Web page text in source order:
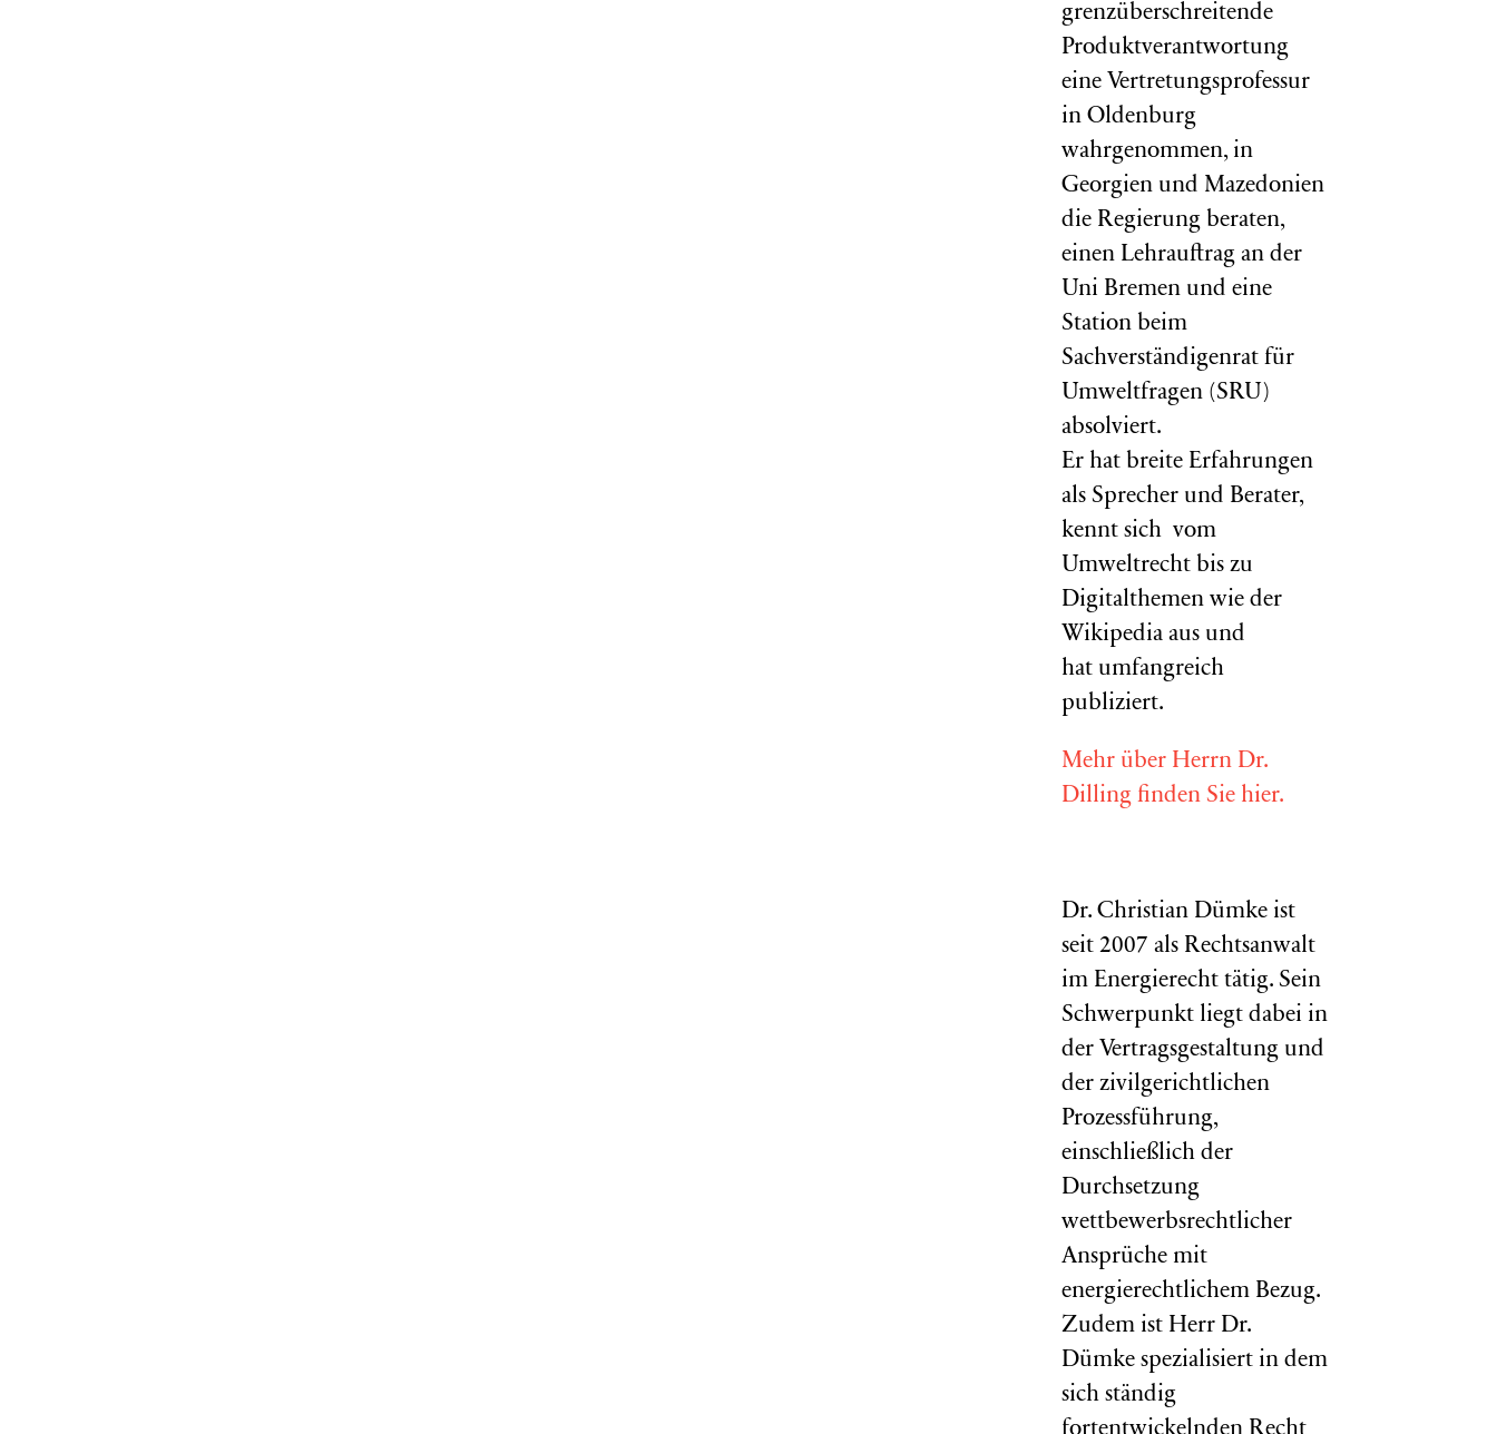
grenzüberschreitende
Produktverantwortung
eine Vertretungsprofessur
in Oldenburg
wahrgenommen, in
Georgien und Mazedonien
die Regierung beraten,
einen Lehrauftrag an der
Uni Bremen und eine
Station beim
Sachverständigenrat für
Umweltfragen (SRU )
absolviert.
Er hat breite Erfahrungen
als Sprecher und Berater,
kennt sich vom
Umweltrecht bis zu
Digitalthemen wie der
Wikipedia aus und
hat umfangreich
publiziert.
Mehr über Herrn Dr.
Dilling finden Sie hier.
Dr. Christian Dümke ist
seit 2007 als Rechtsanwalt
im Energierecht tätig. Sein
Schwerpunkt liegt dabei in
der Vertragsgestaltung und
der zivilgerichtlichen
Prozessführung,
einschließlich der
Durchsetzung
wettbewerbsrechtlicher
Ansprüche mit
energierechtlichem Bezug.
Zudem ist Herr Dr.
Dümke spezialisiert in dem
sich ständig